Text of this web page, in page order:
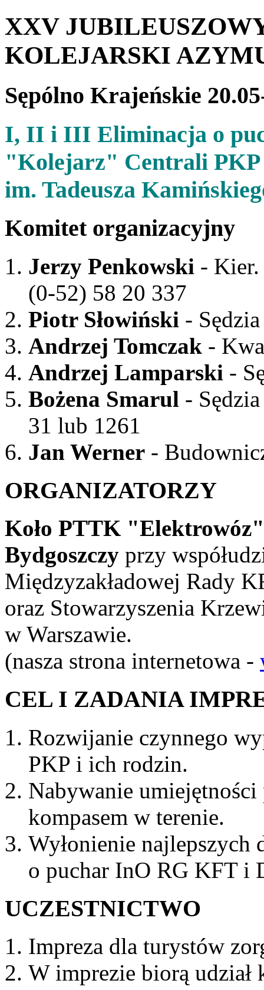
XXV
KOLEJARSKI
Sępólno Krajeńskie
I, II i III Eliminacja o
"Kolejarz" Centrali PKP
im. Tadeusza
Komitet organizacyjny
Jerzy Penkowski - Kier.
(0-52) 58 20 337
Piotr Słowiński -
Andrzej Tomczak -
Andrzej Lamparski -
Bożena Smarul -
31 lub 1261
Jan Werner -
ORGANIZATORZY
Koło PTTK
Bydgoszczy przy
Międzyzakładowej Rady
oraz Stowarzyszenia
w Warszawie.
(nasza strona internetowa -
CEL I ZADANIA
Rozwijanie czynnego
PKP i ich rodzin.
Nabywanie umiejętności
kompasem w terenie.
Wyłonienie
o puchar InO RG KFT i
UCZESTNICTWO
Impreza dla turystów
W imprezie biorą